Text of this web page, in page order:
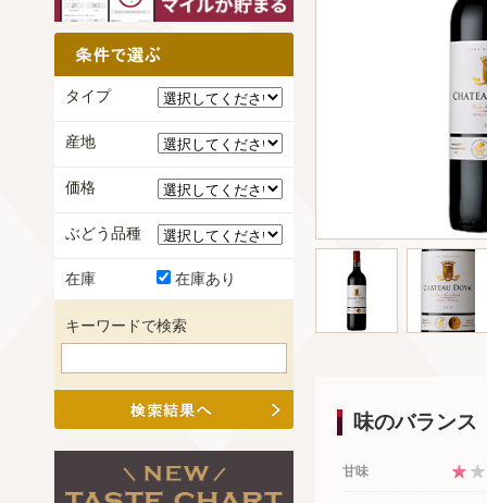
味のバランス
甘味
タイプ
産地
価格
ぶどう品種
在庫 在庫あり
キーワードで検索